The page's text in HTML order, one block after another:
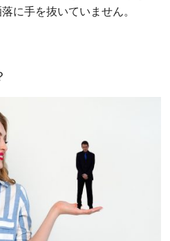
に手を抜いていません。